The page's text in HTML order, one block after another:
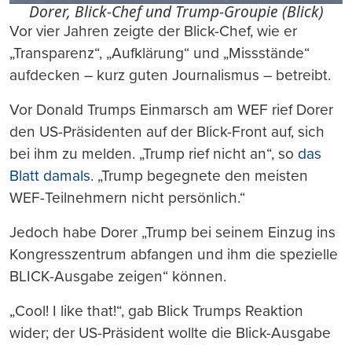
Dorer, Blick-Chef und Trump-Groupie (Blick)
Vor vier Jahren zeigte der Blick-Chef, wie er
„Transparenz“, „Aufklärung“ und „Missstände“
aufdecken – kurz guten Journalismus – betreibt.
Vor Donald Trumps Einmarsch am WEF rief Dorer
den US-Präsidenten auf der Blick-Front auf, sich
bei ihm zu melden. „Trump rief nicht an“, so das
Blatt damals. „Trump begegnete den meisten
WEF-Teilnehmern nicht persönlich.“
Jedoch habe Dorer „Trump bei seinem Einzug ins
Kongresszentrum abfangen und ihm die spezielle
BLICK-Ausgabe zeigen“ können.
„Cool! I like that!“, gab Blick Trumps Reaktion
wider; der US-Präsident wollte die Blick-Ausgabe